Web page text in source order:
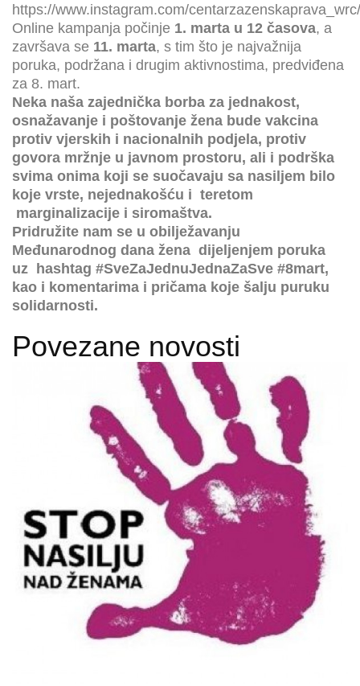
https://www.instagram.com/centarzazenskaprava_wrc/
Online kampanja počinje 1. marta u 12 časova, a
završava se 11. marta, s tim što je najvažnija
poruka, podržana i drugim aktivnostima, predviđena
za 8. mart.
Neka naša zajednička borba za jednakost,
osnažavanje i poštovanje žena bude vakcina
protiv vjerskih i nacionalnih podjela, protiv
govora mržnje u javnom prostoru, ali i podrška
svima onima koji se suočavaju sa nasiljem bilo
koje vrste, nejednakošću i teretom
marginalizacije i siromaštva.
Pridružite nam se u obilježavanju
Međunarodnog dana žena dijeljenjem poruka
uz hashtag #SveZaJednuJednaZaSve #8mart,
kao i komentarima i pričama koje šalju puruku
solidarnosti.
Povezane novosti